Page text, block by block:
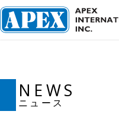
NEWS
ニュース